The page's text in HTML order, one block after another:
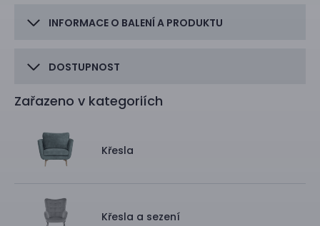
INFORMACE O BALENÍ A PRODUKTU
DOSTUPNOST
Zařazeno v kategoriích
Křesla
Křesla a sezení